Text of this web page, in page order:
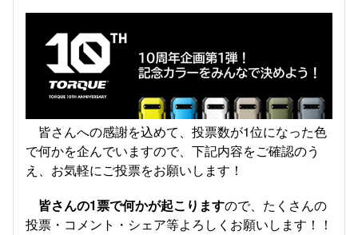
皆さんへの感謝を込めて、投票数が1位になった色
で何かを企んでいますので、下記内容をご確認のう
え、お気軽にご投票をお願いします！
皆さんの1票で何かが起こりますので、たくさんの
投票・コメント・シェア等よろしくお願いします！！